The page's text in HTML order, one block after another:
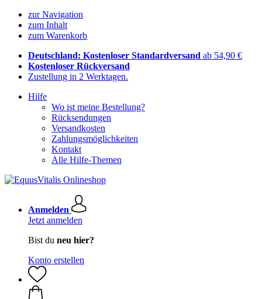
zur Navigation
zum Inhalt
zum Warenkorb
Deutschland: Kostenloser Standardversand ab 54,90 €
Kostenloser Rückversand
Zustellung in 2 Werktagen.
Hilfe
Wo ist meine Bestellung?
Rücksendungen
Versandkosten
Zahlungsmöglichkeiten
Kontakt
Alle Hilfe-Themen
Anmelden
Jetzt anmelden
Bist du neu hier?
Konto erstellen